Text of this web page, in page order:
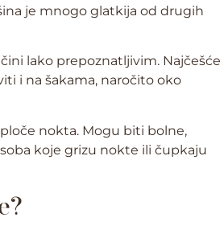
je mnogo glatkija od drugih
lako prepoznatljivim. Najčešće
i na šakama, naročito oko
nokta. Mogu biti bolne,
koje grizu nokte ili čupkaju